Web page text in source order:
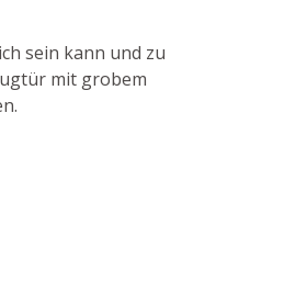
sein kann und zu
mit grobem